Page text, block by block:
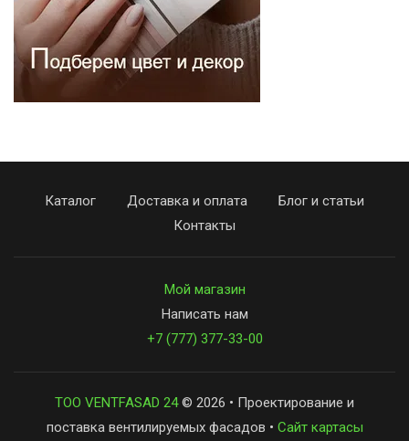
Каталог Доставка и оплата
Блог и статьи
Контакты
Мой магазин
Написать нам
+7 (777) 377-33-00
ТОО VENTFASAD 24© 2026 • Проектирование и
поставка вентилируемых фасадов • Сайт картасы